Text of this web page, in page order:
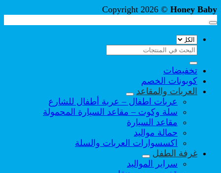
Copyright 2026 © Honey Baby
البحث
تخفيضات
كوبونات الخصم
العربات والمقاعد
عربات اطفال – عربة أطفال للشارع
سلة وكوت – مقاعد السيارة المحمولة
مقاعد السيارة
حمالة مواليد
اكسسوارات العربات والسلة
غرفة الطفل
سراير المواليد